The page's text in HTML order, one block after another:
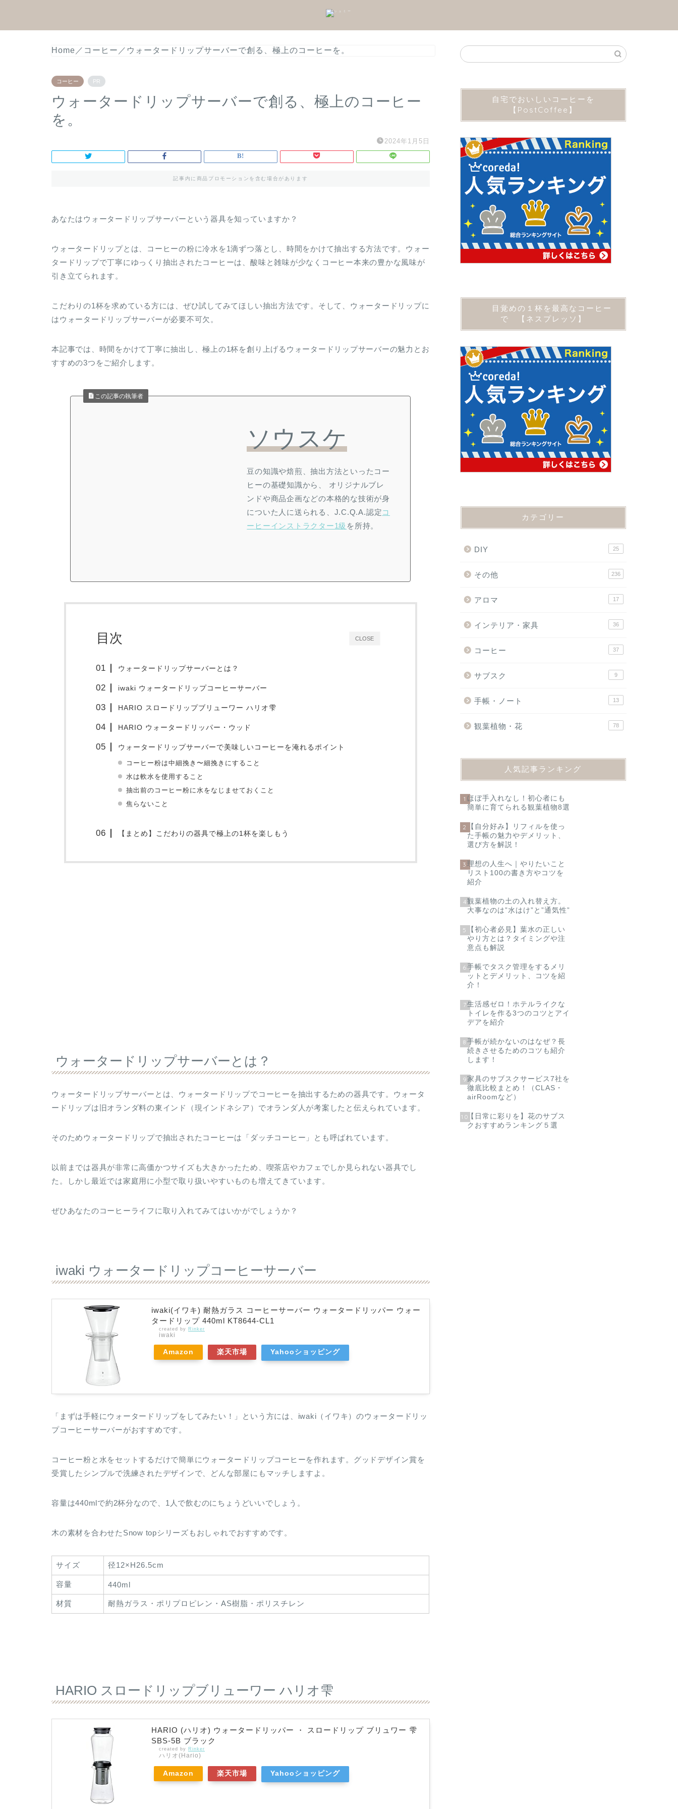
Home ／ コーヒー ／ ウォータードリップサーバーで創る、極上のコーヒーを。
コーヒー PR
ウォータードリップサーバーで創る、極上のコーヒー
を。
2024年1月5日
記事内に商品プロモーションを含む場合があります
あなたはウォータードリップサーバーという器具を知っていますか？
ウォータードリップとは、コーヒーの粉に冷水を1滴ずつ落とし、時間をかけて抽出する方法です。ウォー
タードリップで丁寧にゆっくり抽出されたコーヒーは、酸味と雑味が少なくコーヒー本来の豊かな風味が
引き立てられます。
こだわりの1杯を求めている方には、ぜひ試してみてほしい抽出方法です。 そして、ウォータードリップに
はウォータードリップサーバーが必要不可欠。
本記事では、時間をかけて丁寧に抽出し、極上の1杯を創り上げるウォータードリップサーバーの魅力とお
すすめの3つをご紹介します。
この記事の執筆者
ソウスケ
豆の知識や焙煎、抽出方法といったコー
ヒーの基礎知識から、 オリジナルブレ
ンドや商品企画などの本格的な技術が身
についた人に送られる、J.C.Q.A.認定コ
ーヒーインストラクター1級 を所持。
CLOSE
目次
ウォータードリップサーバーとは？
iwaki ウォータードリップコーヒーサーバー
HARIO スロードリップブリューワー ハリオ雫
HARIO ウォータードリッパー・ウッド
ウォータードリップサーバーで美味しいコーヒーを淹れるポイント
コーヒー粉は中細挽き〜細挽きにすること
水は軟水を使用すること
抽出前のコーヒー粉に水をなじませておくこと
焦らないこと
【まとめ】こだわりの器具で極上の1杯を楽しもう
ウォータードリップサーバーとは？
ウォータードリップサーバーとは、ウォータードリップでコーヒーを抽出するための器具です。ウォータ
ードリップは旧オランダ料の東インド（現インドネシア）でオランダ人が考案したと伝えられています。
そのためウォータードリップで抽出されたコーヒーは「ダッチコーヒー」とも呼ばれています。
以前までは器具が非常に高価かつサイズも大きかったため、喫茶店やカフェでしか見られない器具でし
た。しかし最近では家庭用に小型で取り扱いやすいものも増えてきています。
ぜひあなたのコーヒーライフに取り入れてみてはいかがでしょうか？
iwaki ウォータードリップコーヒーサーバー
iwaki(イワキ) 耐熱ガラス コーヒーサーバー ウォータードリッパー ウォー
タードリップ 440ml KT8644-CL1
created by Rinker
iwaki
Amazon 楽天市場 Yahooショッピング
「まずは手軽にウォータードリップをしてみたい！」という方には、iwaki（イワキ）のウォータードリッ
プコーヒーサーバーがおすすめです。
コーヒー粉と水をセットするだけで簡単にウォータードリップコーヒーを作れます。グッドデザイン賞を
受賞したシンプルで洗練されたデザインで、どんな部屋にもマッチしますよ。
容量は440mlで約2杯分なので、1人で飲むのにちょうどいいでしょう。
木の素材を合わせたSnow topシリーズもおしゃれでおすすめです。
サイズ 径12×H26.5cm
容量 440ml
材質 耐熱ガラス・ポリプロピレン・AS樹脂・ポリスチレン
HARIO スロードリップブリューワー ハリオ雫
HARIO (ハリオ) ウォータードリッパー ・ スロードリップ ブリュワー 雫
SBS-5B ブラック
created by Rinker
ハリオ(Hario)
Amazon 楽天市場 Yahooショッピング
自宅でおいしいコーヒーを
【PostCoffee】
目覚めの１杯を最高なコーヒー
で 【ネスプレッソ】
カテゴリー
DIY 25
その他 236
アロマ 17
インテリア・家具 36
コーヒー 37
サブスク 9
手帳・ノート 13
観葉植物・花 78
人気記事ランキング
1 ほぼ手入れなし！初心者にも
簡単に育てられる観葉植物8選
2
【自分好み】リフィルを使っ
た手帳の魅力やデメリット、
選び方を解説！
3理想の人生へ｜やりたいこと
リスト100の書き方やコツを
紹介
4観葉植物の土の入れ替え方。
大事なのは”水はけ”と”通気性”
5
【初心者必見】葉水の正しい
やり方とは？タイミングや注
意点も解説
6手帳でタスク管理をするメリ
ットとデメリット、コツを紹
介！
7生活感ゼロ！ホテルライクな
トイレを作る3つのコツとアイ
デアを紹介
8手帳が続かないのはなぜ？長
続きさせるためのコツも紹介
します！
9家具のサブスクサービス7社を
徹底比較まとめ！（CLAS・
airRoomなど）
10【日常に彩りを】花のサブス
クおすすめランキング５選